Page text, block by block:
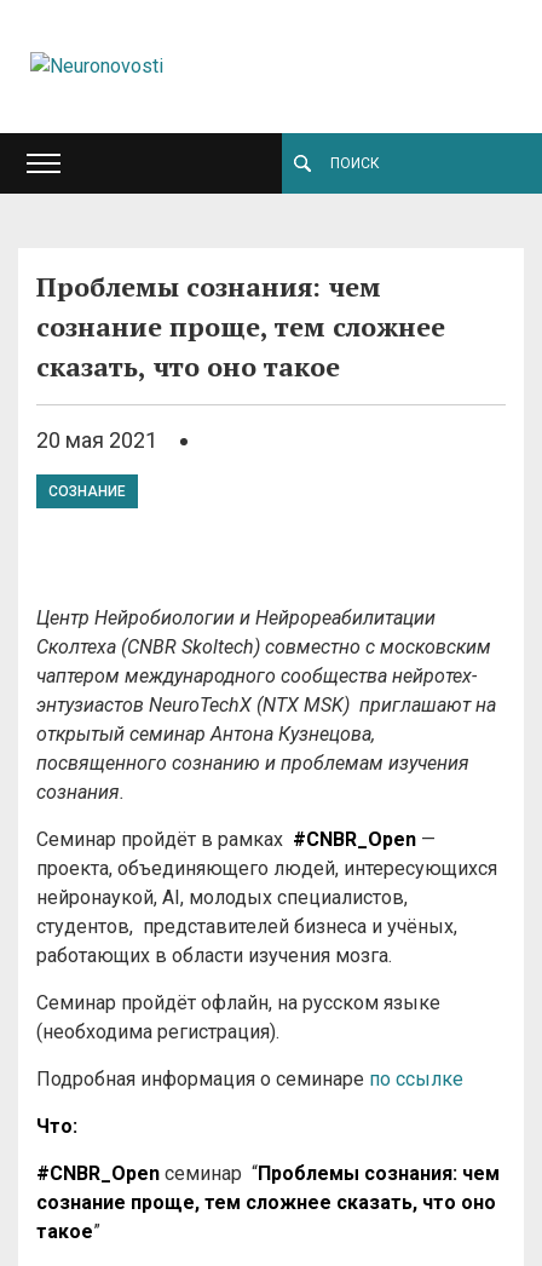
Проблемы сознания: чем
сознание проще, тем сложнее
сказать, что оно такое
20 мая 2021
СОЗНАНИЕ
Центр Нейробиологии и Нейрореабилитации
Сколтеха (CNBR Skoltech) совместно с московским
чаптером международного сообщества нейротех-
энтузиастов NeuroTechX (NTX MSK) приглашают на
открытый семинар Антона Кузнецова,
посвященного сознанию и проблемам изучения
сознания.
Семинар пройдёт в рамках #CNBR_Open —
проекта, объединяющего людей, интересующихся
нейронаукой, AI, молодых специалистов,
студентов, представителей бизнеса и учёных,
работающих в области изучения мозга.
Семинар пройдёт офлайн, на русском языке
(необходима регистрация).
Подробная информация о семинаре по ссылке
Что:
#CNBR_Open семинар “Проблемы сознания: чем
сознание проще, тем сложнее сказать, что оно
такое”